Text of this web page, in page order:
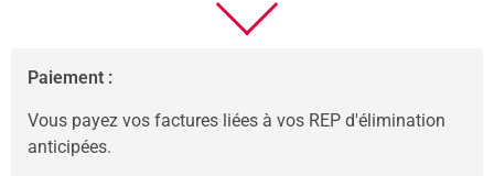
Paiement :
Vous payez vos factures liées à vos REP d'élimination
anticipées.